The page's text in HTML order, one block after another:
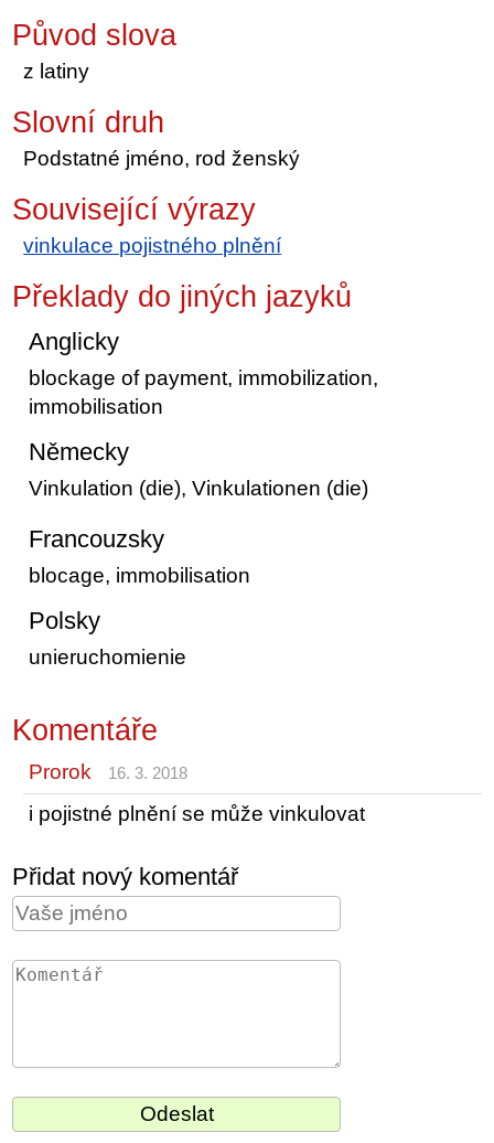
Původ slova
z latiny
Slovní druh
Podstatné jméno, rod ženský
Související výrazy
vinkulace pojistného plnění
Překlady do jiných jazyků
Anglicky
blockage of payment, immobilization,
immobilisation
Německy
Vinkulation (die), Vinkulationen (die)
Francouzsky
blocage, immobilisation
Polsky
unieruchomienie
Komentáře
Prorok 16. 3. 2018
i pojistné plnění se může vinkulovat
Přidat nový komentář